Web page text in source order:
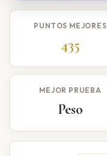
PUNTOS MEJORES
435
MEJOR PRUEBA
Peso